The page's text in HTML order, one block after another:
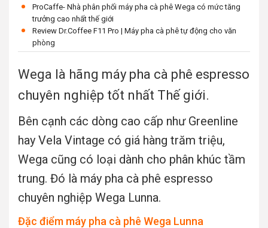
ProCaffe- Nhà phân phối máy pha cà phê Wega có mức tăng
trưởng cao nhất thế giới
Review Dr.Coffee F11 Pro | Máy pha cà phê tự động cho văn
phòng
Wega là hãng máy pha cà phê espresso
chuyên nghiệp tốt nhất Thế giới.
Bên cạnh các dòng cao cấp như Greenline
hay Vela Vintage có giá hàng trăm triệu,
Wega cũng có loại dành cho phân khúc tầm
trung. Đó là máy pha cà phê espresso
chuyên nghiệp Wega Lunna.
Đặc điểm máy pha cà phê Wega Lunna